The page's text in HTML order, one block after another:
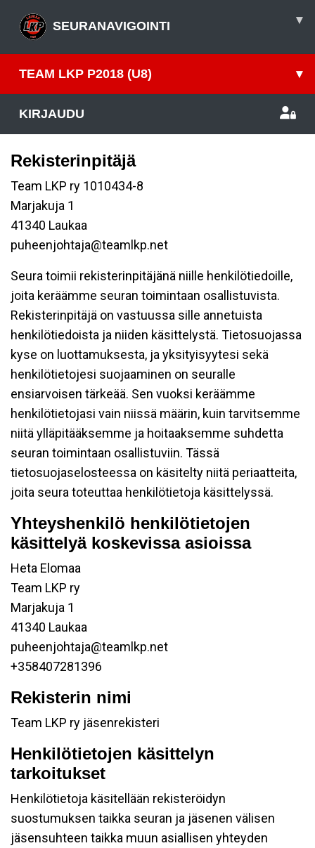
SEURANAVIGOINTI ▾
TEAM LKP P2018 (U8) ▾
KIRJAUDU
Rekisterinpitäjä
Team LKP ry 1010434-8
Marjakuja 1
41340 Laukaa
puheenjohtaja@teamlkp.net
Seura toimii rekisterinpitäjänä niille henkilötiedoille,
joita keräämme seuran toimintaan osallistuvista.
Rekisterinpitäjä on vastuussa sille annetuista
henkilötiedoista ja niiden käsittelystä. Tietosuojassa
kyse on luottamuksesta, ja yksityisyytesi sekä
henkilötietojesi suojaaminen on seuralle
ensiarvoisen tärkeää. Sen vuoksi keräämme
henkilötietojasi vain niissä määrin, kuin tarvitsemme
niitä ylläpitääksemme ja hoitaaksemme suhdetta
seuran toimintaan osallistuviin. Tässä
tietosuojaselosteessa on käsitelty niitä periaatteita,
joita seura toteuttaa henkilötietoja käsittelyssä.
Yhteyshenkilö henkilötietojen
käsittelyä koskevissa asioissa
Heta Elomaa
Team LKP ry
Marjakuja 1
41340 Laukaa
puheenjohtaja@teamlkp.net
+358407281396
Rekisterin nimi
Team LKP ry jäsenrekisteri
Henkilötietojen käsittelyn
tarkoitukset
Henkilötietoja käsitellään rekisteröidyn
suostumuksen taikka seuran ja jäsenen välisen
jäsensuhteen taikka muun asiallisen yhteyden